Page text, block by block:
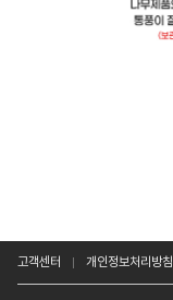
고객센터 개인정보처리방침